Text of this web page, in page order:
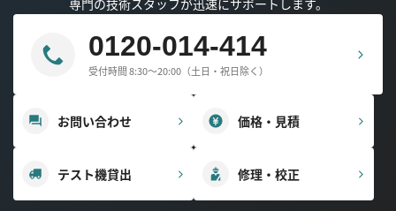
専門の技術スタッフが迅速にサポートします。
0120-014-414
受付時間 8:30～20:00（土日・祝日除く）
お問い合わせ 価格・見積
テスト機貸出 修理・校正